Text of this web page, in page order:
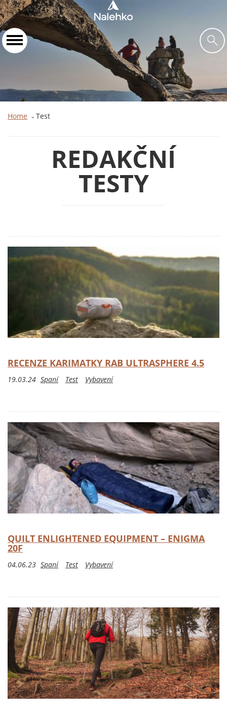
Home » Test
REDAKČNÍ
TESTY
RECENZE KARIMATKY RAB ULTRASPHERE 4.5
19.03.24 Spaní Test Vybavení
QUILT ENLIGHTENED EQUIPMENT – ENIGMA
20F
04.06.23 Spaní Test Vybavení